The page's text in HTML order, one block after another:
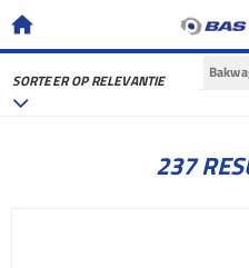
SORTEER OP RELEVANTIE
237